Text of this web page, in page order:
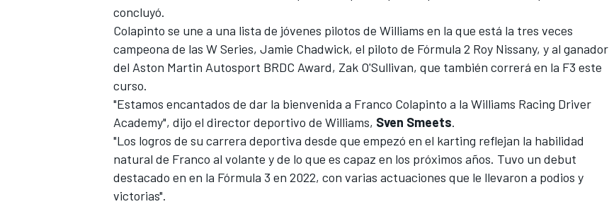
concluyó.
Colapinto se une a una lista de jóvenes pilotos de Williams en la que está la tres veces
campeona de las W Series, Jamie Chadwick, el piloto de Fórmula 2 Roy Nissany, y al ganador
del Aston Martin Autosport BRDC Award, Zak O'Sullivan, que también correrá en la F3 este
curso.
"Estamos encantados de dar la bienvenida a Franco Colapinto a la Williams Racing Driver
Academy", dijo el director deportivo de Williams, Sven Smeets.
"Los logros de su carrera deportiva desde que empezó en el karting reflejan la habilidad
natural de Franco al volante y de lo que es capaz en los próximos años. Tuvo un debut
destacado en en la Fórmula 3 en 2022, con varias actuaciones que le llevaron a podios y
victorias".